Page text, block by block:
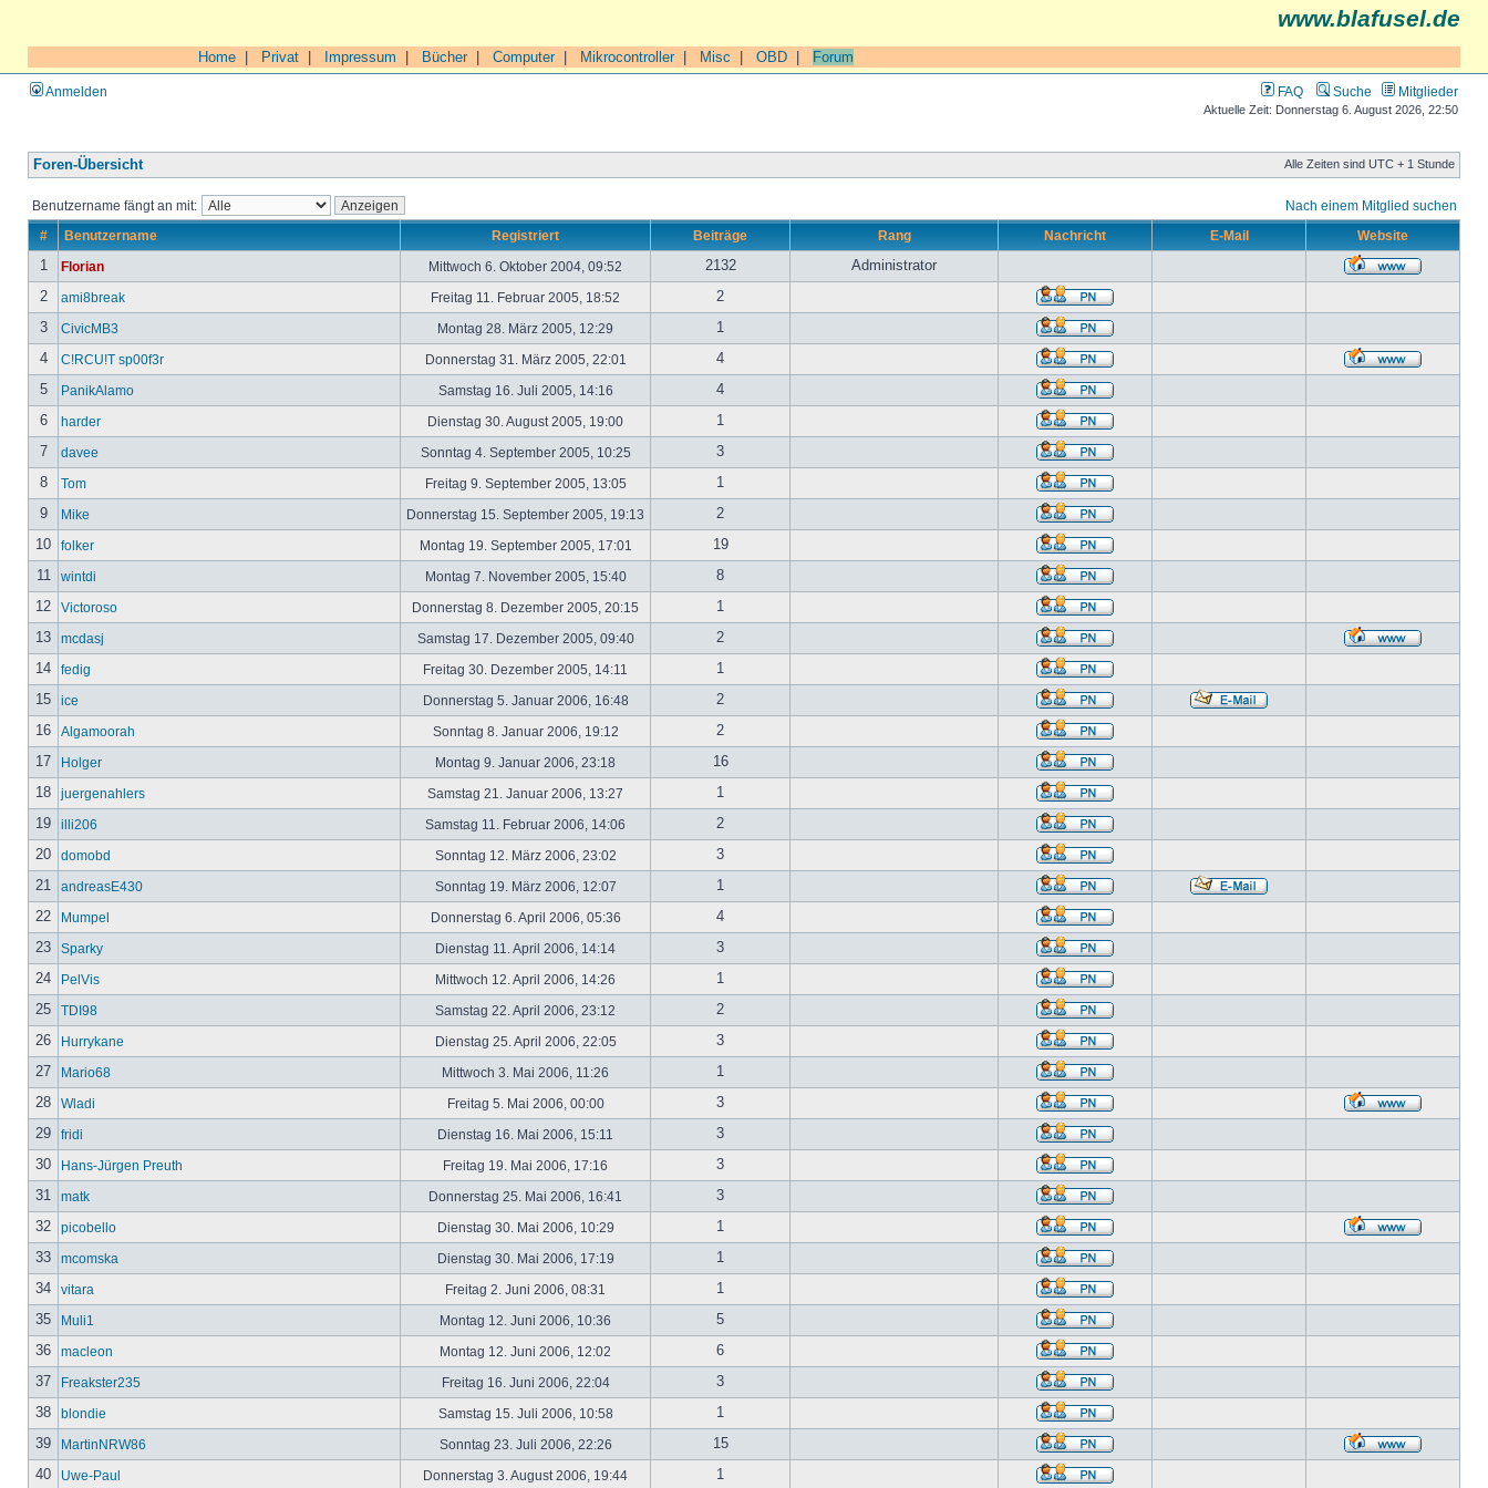
www.blafusel.de
Home Privat Impressum Bücher| Computer| Mikrocontroller| Misc OBD Forum
Anmelden FAQ Suche Mitglieder
Aktuelle Zeit: Donnerstag 6. August 2026, 22:50
Foren-Übersicht Alle Zeiten sind UTC + 1 Stunde
Benutzername fängt an mit: Nach einem Mitglied suchen
# Benutzername Registriert Beiträge Rang Nachricht E-Mail Website
1 Florian Mittwoch 6. Oktober 2004, 09:52 2132
Administrator
2
ami8break Freitag 11. Februar 2005, 18:52
2
3
CivicMB3 Montag 28. März 2005, 12:29
1
4
C!RCU!T sp00f3r Donnerstag 31. März 2005, 22:01
4
5
PanikAlamo Samstag 16. Juli 2005, 14:16
4
6
harder Dienstag 30. August 2005, 19:00
1
7
davee Sonntag 4. September 2005, 10:25
3
8
Tom Freitag 9. September 2005, 13:05
1
9
Mike Donnerstag 15. September 2005, 19:13
2
10
folker Montag 19. September 2005, 17:01
19
11
wintdi Montag 7. November 2005, 15:40
8
12
Victoroso Donnerstag 8. Dezember 2005, 20:15
1
13
mcdasj Samstag 17. Dezember 2005, 09:40
2
14
fedig Freitag 30. Dezember 2005, 14:11
1
15
ice Donnerstag 5. Januar 2006, 16:48
2
16
Algamoorah Sonntag 8. Januar 2006, 19:12
2
17
Holger Montag 9. Januar 2006, 23:18
16
18
juergenahlers Samstag 21. Januar 2006, 13:27
1
19
illi206 Samstag 11. Februar 2006, 14:06
2
20
domobd Sonntag 12. März 2006, 23:02
3
21
andreasE430 Sonntag 19. März 2006, 12:07
1
22
Mumpel Donnerstag 6. April 2006, 05:36
4
23
Sparky Dienstag 11. April 2006, 14:14
3
24
PelVis Mittwoch 12. April 2006, 14:26
1
25
TDI98 Samstag 22. April 2006, 23:12
2
26
Hurrykane Dienstag 25. April 2006, 22:05
3
27
Mario68 Mittwoch 3. Mai 2006, 11:26
1
28
Wladi Freitag 5. Mai 2006, 00:00
3
29
fridi Dienstag 16. Mai 2006, 15:11
3
30
Hans-Jürgen Preuth Freitag 19. Mai 2006, 17:16
3
31
matk Donnerstag 25. Mai 2006, 16:41
3
32
picobello Dienstag 30. Mai 2006, 10:29
1
33
mcomska Dienstag 30. Mai 2006, 17:19
1
34
vitara Freitag 2. Juni 2006, 08:31
1
35
Muli1 Montag 12. Juni 2006, 10:36
5
36
macleon Montag 12. Juni 2006, 12:02
6
37
Freakster235 Freitag 16. Juni 2006, 22:04
3
38
blondie Samstag 15. Juli 2006, 10:58
1
39
MartinNRW86 Sonntag 23. Juli 2006, 22:26
15
40
Uwe-Paul Donnerstag 3. August 2006, 19:44 1